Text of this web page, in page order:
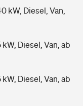
kW, Diesel, Van,
kW, Diesel, Van, ab
kW, Diesel, Van, ab